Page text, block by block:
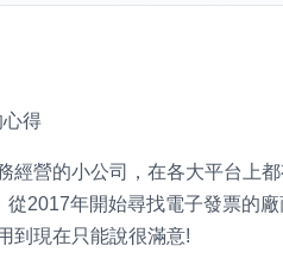
得
經營的小公司，在各大平台上
2017年開始尋找電子發票的
到現在只能說很滿意!